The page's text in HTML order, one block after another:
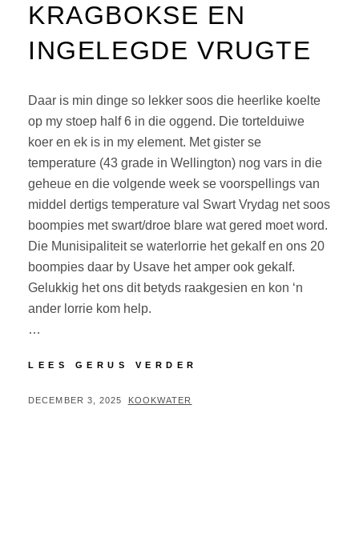
KRAGBOKSE EN
INGELEGDE VRUGTE
Daar is min dinge so lekker soos die heerlike koelte
op my stoep half 6 in die oggend. Die tortelduiwe
koer en ek is in my element. Met gister se
temperature (43 grade in Wellington) nog vars in die
geheue en die volgende week se voorspellings van
middel dertigs temperature val Swart Vrydag net soos
boompies met swart/droe blare wat gered moet word.
Die Munisipaliteit se waterlorrie het gekalf en ons 20
boompies daar by Usave het amper ook gekalf.
Gelukkig het ons dit betyds raakgesien en kon ‘n
ander lorrie kom help.
…
LEES GERUS VERDER
DECEMBER 3, 2025 KOOKWATER